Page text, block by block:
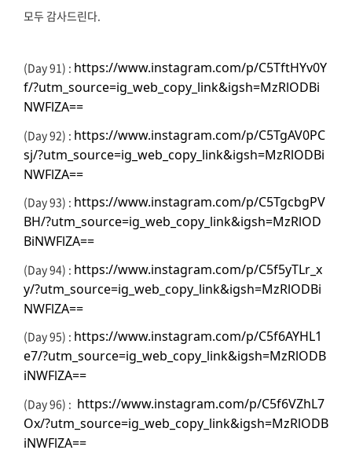
모두 감사드린다.
(Day 91) : https://www.instagram.com/p/C5TftHYv0Y
f/?utm_source=ig_web_copy_link&igsh=MzRlODBi
NWFlZA==
(Day 92) : https://www.instagram.com/p/C5TgAV0PC
sj/?utm_source=ig_web_copy_link&igsh=MzRlODBi
NWFlZA==
(Day 93) : https://www.instagram.com/p/C5TgcbgPV
BH/?utm_source=ig_web_copy_link&igsh=MzRlOD
BiNWFlZA==
(Day 94) : https://www.instagram.com/p/C5f5yTLr_x
y/?utm_source=ig_web_copy_link&igsh=MzRlODBi
NWFlZA==
(Day 95) : https://www.instagram.com/p/C5f6AYHL1
e7/?utm_source=ig_web_copy_link&igsh=MzRlODB
iNWFlZA==
(Day 96) : https://www.instagram.com/p/C5f6VZhL7
Ox/?utm_source=ig_web_copy_link&igsh=MzRlODB
iNWFlZA==